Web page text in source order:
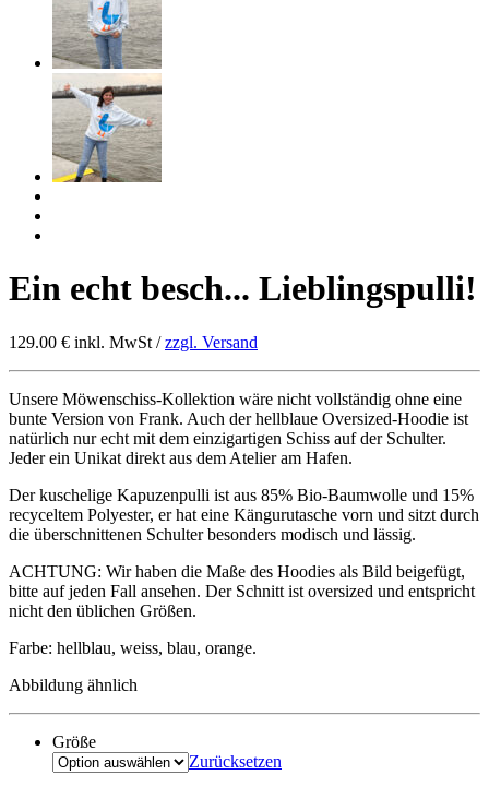
Ein echt besch... Lieblingspulli!
129.00 € inkl. MwSt /zzgl. Versand
Unsere Möwenschiss-Kollektion wäre nicht vollständig ohne eine
bunte Version von Frank. Auch der hellblaue Oversized-Hoodie ist
natürlich nur echt mit dem einzigartigen Schiss auf der Schulter.
Jeder ein Unikat direkt aus dem Atelier am Hafen.
Der kuschelige Kapuzenpulli ist aus 85% Bio-Baumwolle und 15%
recyceltem Polyester, er hat eine Kängurutasche vorn und sitzt durch
die überschnittenen Schulter besonders modisch und lässig.
ACHTUNG: Wir haben die Maße des Hoodies als Bild beigefügt,
bitte auf jeden Fall ansehen. Der Schnitt ist oversized und entspricht
nicht den üblichen Größen.
Farbe: hellblau, weiss, blau, orange.
Abbildung ähnlich
Größe
Zurücksetzen